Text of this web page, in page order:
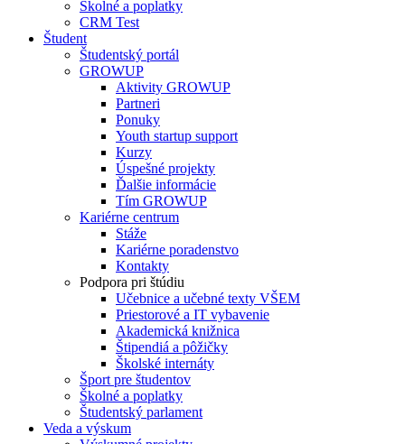
Školné a poplatky
CRM Test
Študent
Študentský portál
GROWUP
Aktivity GROWUP
Partneri
Ponuky
Youth startup support
Kurzy
Úspešné projekty
Ďalšie informácie
Tím GROWUP
Kariérne centrum
Stáže
Kariérne poradenstvo
Kontakty
Podpora pri štúdiu
Učebnice a učebné texty VŠEM
Priestorové a IT vybavenie
Akademická knižnica
Štipendiá a pôžičky
Školské internáty
Šport pre študentov
Školné a poplatky
Študentský parlament
Veda a výskum